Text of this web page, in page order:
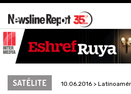
SATÉLITE 10.06.2016 >